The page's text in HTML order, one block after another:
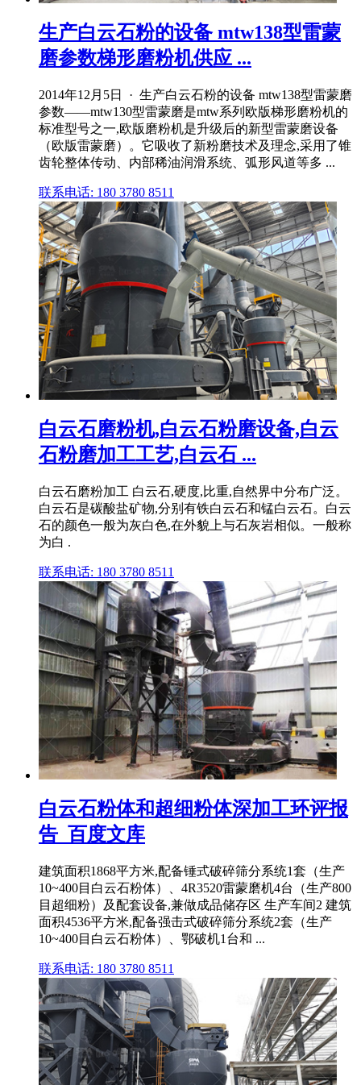
生产白云石粉的设备 mtw138型雷蒙
磨参数梯形磨粉机供应 ...
2014年12月5日 · 生产白云石粉的设备 mtw138型雷蒙磨
参数——mtw130型雷蒙磨是mtw系列欧版梯形磨粉机的
标准型号之一,欧版磨粉机是升级后的新型雷蒙磨设备
（欧版雷蒙磨）。它吸收了新粉磨技术及理念,采用了锥
齿轮整体传动、内部稀油润滑系统、弧形风道等多 ...
联系电话: 180 3780 8511
白云石磨粉机,白云石粉磨设备,白云
石粉磨加工工艺,白云石 ...
白云石磨粉加工 白云石,硬度,比重,自然界中分布广泛。
白云石是碳酸盐矿物,分别有铁白云石和锰白云石。白云
石的颜色一般为灰白色,在外貌上与石灰岩相似。一般称
为白 .
联系电话: 180 3780 8511
白云石粉体和超细粉体深加工环评报
告_百度文库
建筑面积1868平方米,配备锤式破碎筛分系统1套（生产
10~400目白云石粉体）、4R3520雷蒙磨机4台（生产800
目超细粉）及配套设备,兼做成品储存区 生产车间2 建筑
面积4536平方米,配备强击式破碎筛分系统2套（生产
10~400目白云石粉体）、鄂破机1台和 ...
联系电话: 180 3780 8511